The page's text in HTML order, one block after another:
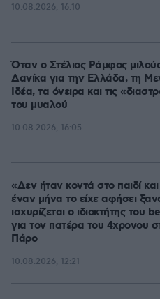
10.08.2026, 16:10
Όταν ο Στέλιος Ράμφος
Δανίκα για την Ελλάδα, τη
Ιδέα, τα όνειρα και τις
του μυαλού
10.08.2026, 16:05
«Δεν ήταν κοντά στο παιδί και
έναν μήνα το είχε αφήσει
ισχυρίζεται ο ιδιοκτήτης του
για τον πατέρα του 4χρονου
Πάρο
10.08.2026, 12:21